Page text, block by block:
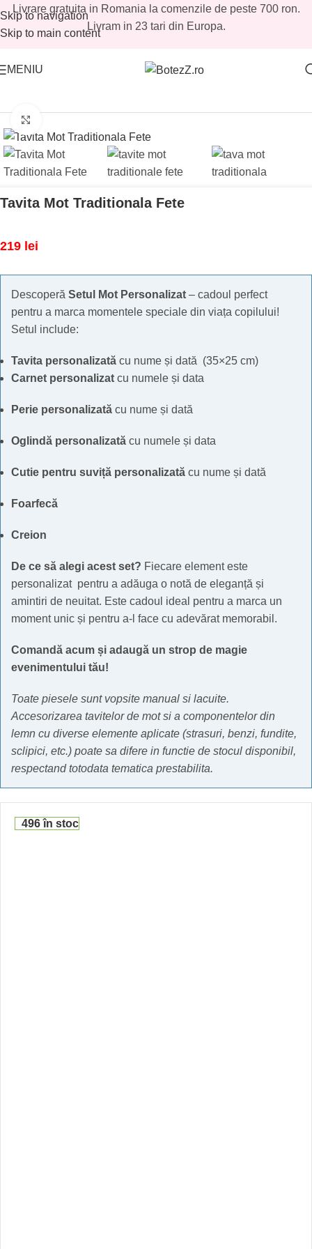
Skip to navigation
Skip to main content
Livrare gratuita in Romania la comenzile de peste 700 ron.
Livram in 23 tari din Europa.
MENIU
Tavita Mot Traditionala Fete
219 lei
Descoperă Setul Mot Personalizat – cadoul perfect
pentru a marca momentele speciale din viața copilului!
Setul include:
Tavita personalizată cu nume și dată (35×25 cm)
Carnet personalizat cu numele și data
Perie personalizată cu nume și dată
Oglindă personalizată cu numele și data
Cutie pentru suviță personalizată cu nume și dată
Foarfecă
Creion
De ce să alegi acest set? Fiecare element este
personalizat pentru a adăuga o notă de eleganță și
amintiri de neuitat. Este cadoul ideal pentru a marca un
moment unic și pentru a-l face cu adevărat memorabil.
Comandă acum și adaugă un strop de magie
evenimentului tău!
Toate piesele sunt vopsite manual si lacuite.
Accesorizarea tavitelor de mot si a componentelor din
lemn cu diverse elemente aplicate (strasuri, benzi, fundite,
sclipici, etc.) poate sa difere in functie de stocul disponibil,
respectand totodata tematica prestabilita.
496 în stoc